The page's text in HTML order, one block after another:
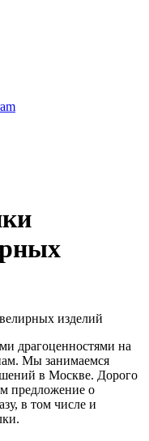
драгоценностями на
Мы занимаемся
в Москве. Дорого
предложение о
в том числе и